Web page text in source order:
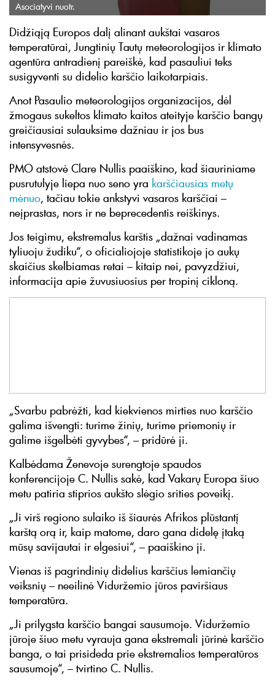
Asociatyvi nuotr.
Didžiąją Europos dalį alinant aukštai vasaros
temperatūrai, Jungtinių Tautų meteorologijos ir klimato
agentūra antradienį pareiškė, kad pasauliui teks
susigyventi su didelio karščio laikotarpiais.
Anot Pasaulio meteorologijos organizacijos, dėl
žmogaus sukeltos klimato kaitos ateityje karščio bangų
greičiausiai sulauksime dažniau ir jos bus
intensyvesnės.
PMO atstovė Clare Nullis paaiškino, kad šiauriniame
pusrutulyje liepa nuo seno yra karščiausias metų
mėnuo, tačiau tokie ankstyvi vasaros karščiai –
neįprastas, nors ir ne beprecedentis reiškinys.
Jos teigimu, ekstremalus karštis „dažnai vadinamas
tyliuoju žudiku“, o oficialiojoje statistikoje jo aukų
skaičius skelbiamas retai – kitaip nei, pavyzdžiui,
informacija apie žuvusiuosius per tropinį cikloną.
„Svarbu pabrėžti, kad kiekvienos mirties nuo karščio
galima išvengti: turime žinių, turime priemonių ir
galime išgelbėti gyvybes“, – pridūrė ji.
Kalbėdama Ženevoje surengtoje spaudos
konferencijoje C. Nullis sakė, kad Vakarų Europa šiuo
metu patiria stiprios aukšto slėgio srities poveikį.
„Ji virš regiono sulaiko iš šiaurės Afrikos plūstantį
karštą orą ir, kaip matome, daro gana didelę įtaką
mūsų savijautai ir elgesiui“, – paaiškino ji.
Vienas iš pagrindinių didelius karščius lemiančių
veiksnių – neeilinė Viduržemio jūros paviršiaus
temperatūra.
„Ji prilygsta karščio bangai sausumoje. Viduržemio
jūroje šiuo metu vyrauja gana ekstremali jūrinė karščio
banga, o tai prisideda prie ekstremalios temperatūros
sausumoje“, – tvirtino C. Nullis.